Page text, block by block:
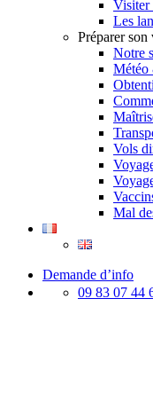
Visiter
Les
Préparer
Notre
Météo
Vols
Mal
Demande d’info
09 83 07 44